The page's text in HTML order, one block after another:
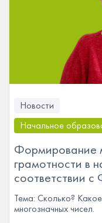
Новости
Начальное
Формирование
грамотности в
Тема: Сколько?
многозначных чисел.